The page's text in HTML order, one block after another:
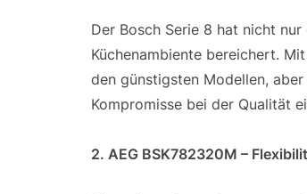
Der Bosch Serie 8 hat nicht
Küchenambiente bereichert.
den günstigsten Modellen,
Kompromisse bei der Qualität
2. AEG BSK782320M –